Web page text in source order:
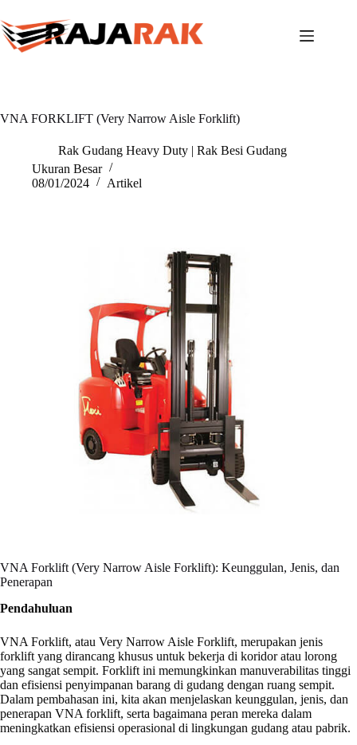
to
content
VNA FORKLIFT (Very Narrow Aisle Forklift)
Rak Gudang Heavy Duty | Rak Besi Gudang
Ukuran Besar
08/01/2024
Artikel
VNA Forklift (Very Narrow Aisle Forklift): Keunggulan, Jenis, dan
Penerapan
Pendahuluan
VNA Forklift, atau Very Narrow Aisle Forklift, merupakan jenis
forklift yang dirancang khusus untuk bekerja di koridor atau lorong
yang sangat sempit. Forklift ini memungkinkan manuverabilitas tinggi
dan efisiensi penyimpanan barang di gudang dengan ruang sempit.
Dalam pembahasan ini, kita akan menjelaskan keunggulan, jenis, dan
penerapan VNA forklift, serta bagaimana peran mereka dalam
meningkatkan efisiensi operasional di lingkungan gudang atau pabrik.